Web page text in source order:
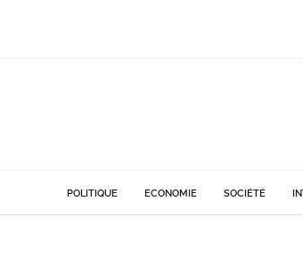
POLITIQUE ECONOMIE SOCIÉTÉ